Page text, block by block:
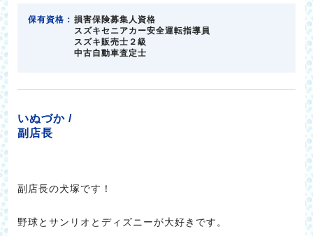
保有資格： 損害保険募集人資格
スズキセニアカー安全運転指導員
スズキ販売士２級
中古自動車査定士
いぬづか /
副店長
副店長の犬塚です！
野球とサンリオとディズニーが大好きです。